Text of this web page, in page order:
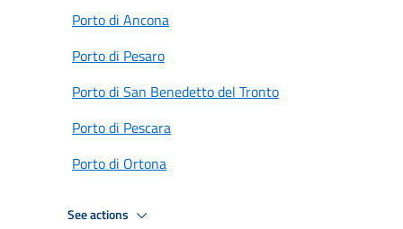
Porto di Ancona
Porto di Pesaro
Porto di San Benedetto del Tronto
Porto di Pescara
Porto di Ortona
See actions